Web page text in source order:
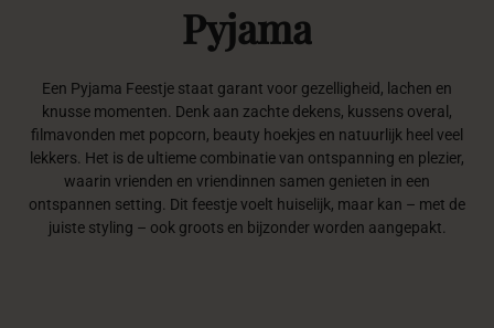
Decoratie huren
Inspiratie
Over BASMA
Pyjama
Een Pyjama Feestje staat garant voor gezelligheid, lachen en
knusse momenten. Denk aan zachte dekens, kussens overal,
filmavonden met popcorn, beauty hoekjes en natuurlijk heel veel
lekkers. Het is de ultieme combinatie van ontspanning en plezier,
waarin vrienden en vriendinnen samen genieten in een
ontspannen setting. Dit feestje voelt huiselijk, maar kan – met de
juiste styling – ook groots en bijzonder worden aangepakt.